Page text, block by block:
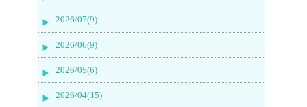
2026/07(9)
2026/06(9)
2026/05(6)
2026/04(15)